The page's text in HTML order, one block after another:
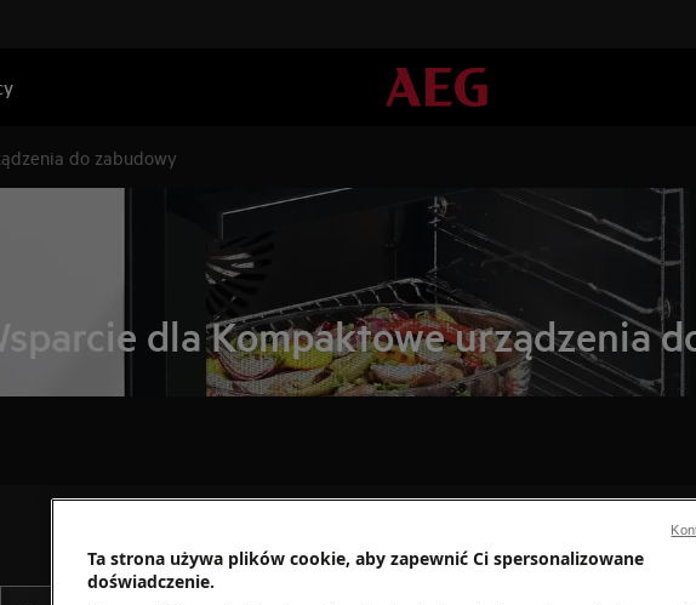
do zabudowy
dla Kompaktowe urządzenia
Szukaj wśród naszych artykułów pomocy
Ta strona używa plików cookie, aby zapewnić Ci spersonalizowane
doświadczenie.